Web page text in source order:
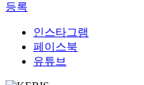
등록
인스타그램
페이스북
유튜브